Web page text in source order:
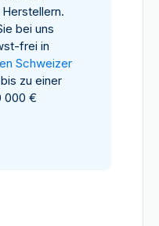
bei uns
frei in
Schweizer
zu einer
000 €